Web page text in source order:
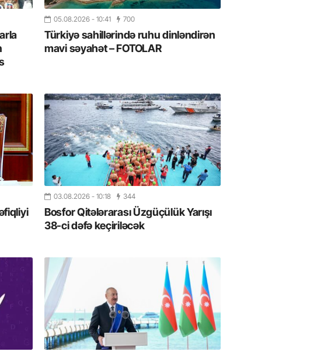
05.08.2026 - 10:41 700
Türkiyə sahillərində ruhu dinləndirən
mavi səyahət – FOTOLAR
03.08.2026 - 10:18 344
Bosfor Qitələrarası Üzgüçülük Yarışı
38-ci dəfə keçiriləcək